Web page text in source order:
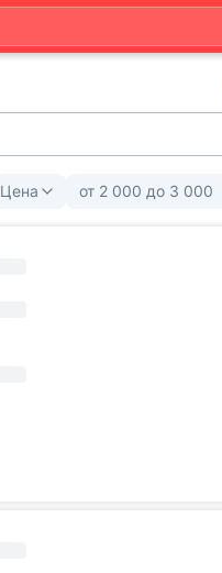
Цена от 2 000 до 3 000